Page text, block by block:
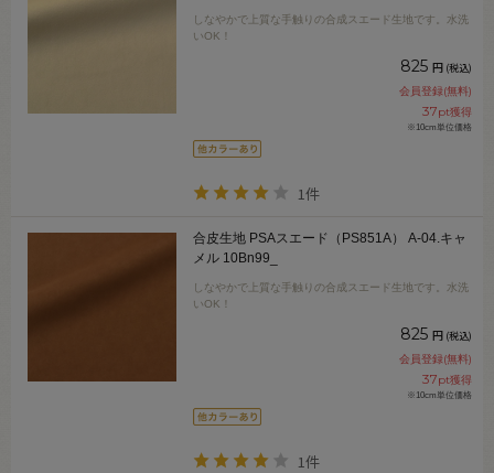
しなやかで上質な手触りの合成スエード生地です。水洗
いOK！
825 円 (税込)
会員登録(無料)
37pt獲得
※10cm単位価格
1件
合皮生地 PSAスエード（PS851A） A-04.キャ
メル 10Bn99_
しなやかで上質な手触りの合成スエード生地です。水洗
いOK！
825 円 (税込)
会員登録(無料)
37pt獲得
※10cm単位価格
1件